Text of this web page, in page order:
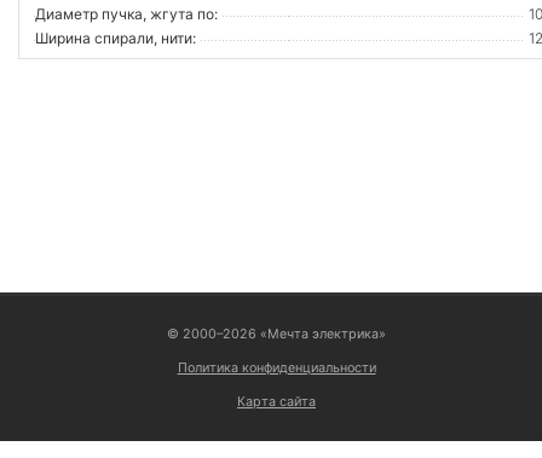
Диаметр пучка, жгута по:
10
Ширина спирали, нити:
12
© 2000–2026 «Мечта электрика»
Политика конфиденциальности
Карта сайта